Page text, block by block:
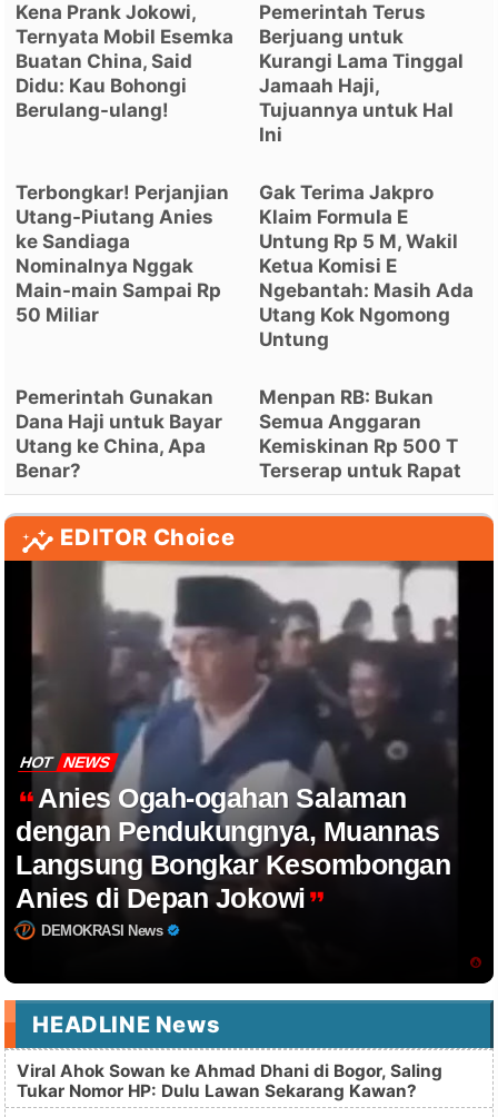
Kena Prank Jokowi,
Ternyata Mobil Esemka
Buatan China, Said
Didu: Kau Bohongi
Berulang-ulang!
Pemerintah Terus
Berjuang untuk
Kurangi Lama Tinggal
Jamaah Haji,
Tujuannya untuk Hal
Ini
Terbongkar! Perjanjian
Utang-Piutang Anies
ke Sandiaga
Nominalnya Nggak
Main-main Sampai Rp
50 Miliar
Gak Terima Jakpro
Klaim Formula E
Untung Rp 5 M, Wakil
Ketua Komisi E
Ngebantah: Masih Ada
Utang Kok Ngomong
Untung
Pemerintah Gunakan
Dana Haji untuk Bayar
Utang ke China, Apa
Benar?
Menpan RB: Bukan
Semua Anggaran
Kemiskinan Rp 500 T
Terserap untuk Rapat
EDITOR Choice
HOT NEWS
Anies Ogah-ogahan Salaman
dengan Pendukungnya, Muannas
Langsung Bongkar Kesombongan
Anies di Depan Jokowi
DEMOKRASI News
HEADLINE News
Viral Ahok Sowan ke Ahmad Dhani di Bogor, Saling
Tukar Nomor HP: Dulu Lawan Sekarang Kawan?